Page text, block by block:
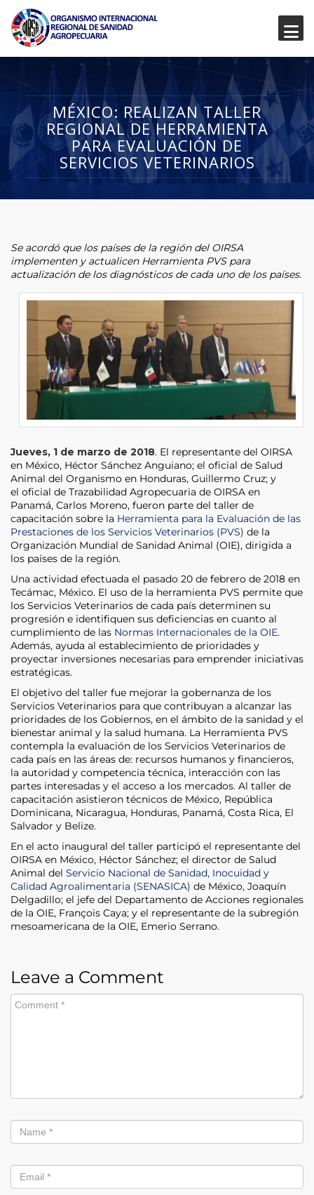
MÉXICO: REALIZAN TALLER
REGIONAL DE HERRAMIENTA
PARA EVALUACIÓN DE
SERVICIOS VETERINARIOS
Se acordó que los países de la región del OIRSA
implementen y actualicen Herramienta PVS para
actualización de los diagnósticos de cada uno de los países.
Jueves, 1 de marzo de 2018. El representante del OIRSA
en México, Héctor Sánchez Anguiano; el oficial de Salud
Animal del Organismo en Honduras, Guillermo Cruz; y
el oficial de Trazabilidad Agropecuaria de OIRSA en
Panamá, Carlos Moreno, fueron parte del taller de
capacitación sobre la Herramienta para la Evaluación de las
Prestaciones de los Servicios Veterinarios (PVS) de la
Organización Mundial de Sanidad Animal (OIE), dirigida a
los países de la región.
Una actividad efectuada el pasado 20 de febrero de 2018 en
Tecámac, México. El uso de la herramienta PVS permite que
los Servicios Veterinarios de cada país determinen su
progresión e identifiquen sus deficiencias en cuanto al
cumplimiento de las Normas Internacionales de la OIE.
Además, ayuda al establecimiento de prioridades y
proyectar inversiones necesarias para emprender iniciativas
estratégicas.
El objetivo del taller fue mejorar la gobernanza de los
Servicios Veterinarios para que contribuyan a alcanzar las
prioridades de los Gobiernos, en el ámbito de la sanidad y el
bienestar animal y la salud humana. La Herramienta PVS
contempla la evaluación de los Servicios Veterinarios de
cada país en las áreas de: recursos humanos y financieros,
la autoridad y competencia técnica, interacción con las
partes interesadas y el acceso a los mercados. Al taller de
capacitación asistieron técnicos de México, República
Dominicana, Nicaragua, Honduras, Panamá, Costa Rica, El
Salvador y Belize.
En el acto inaugural del taller participó el representante del
OIRSA en México, Héctor Sánchez; el director de Salud
Animal del Servicio Nacional de Sanidad, Inocuidad y
Calidad Agroalimentaria (SENASICA) de México, Joaquín
Delgadillo; el jefe del Departamento de Acciones regionales
de la OIE, François Caya; y el representante de la subregión
mesoamericana de la OIE, Emerio Serrano.
Leave a Comment